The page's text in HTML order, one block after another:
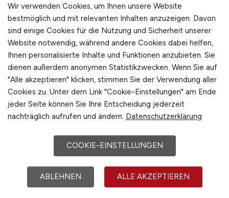
Für Arbeitnehmer
Für Arbeitgeber
Stellenanzeigen schalten
Mediadaten & Konditionen
Arbeitgeber Seite
Arbeitgeber Kontakt
Wir verwenden Cookies, um Ihnen unsere Website
bestmöglich und mit relevanten Inhalten anzuzeigen. Davon
sind einige Cookies für die Nutzung und Sicherheit unserer
Website notwendig, während andere Cookies dabei helfen,
Ihnen personalisierte Inhalte und Funktionen anzubieten. Sie
dienen außerdem anonymen Statistikzwecken. Wenn Sie auf
"Alle akzeptieren" klicken, stimmen Sie der Verwendung aller
Cookies zu. Unter dem Link "Cookie-Einstellungen" am Ende
jeder Seite können Sie Ihre Entscheidung jederzeit
nachträglich aufrufen und ändern. Datenschutzerklärung
COOKIE-EINSTELLUNGEN
ABLEHNEN ALLE AKZEPTIEREN